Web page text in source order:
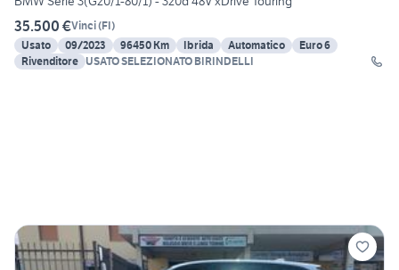
35.500 €Vinci(FI)
Usato
09/2023 96450 Km Ibrida Automatico
Euro 6
Rivenditore USATO SELEZIONATO BIRINDELLI